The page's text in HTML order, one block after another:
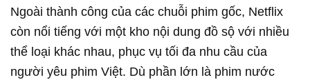
Ngoài thành công của các chuỗi phim gốc, Netflix
còn nổi tiếng với một kho nội dung đồ sộ với nhiều
thể loại khác nhau, phục vụ tối đa nhu cầu của
người yêu phim Việt. Dù phần lớn là phim nước